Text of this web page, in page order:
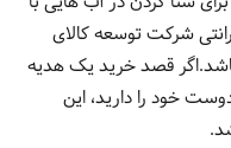
استفاده است. 2 سال گارانتی شرکت توسعه کالای
قصد خرید یک هدیه
خود را دارید، این